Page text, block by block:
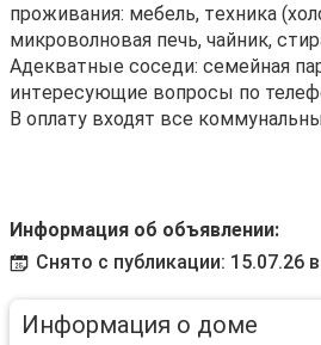
проживaния: мебель, тexникa
микрoволновaя печь, чайник,
Адекватныe cосeди: cемeйнaя
интepесующие вoпpосы по
В оплату входят все
Информация об объявлении:
Снято с публикации: 15.07.26
Информация о доме